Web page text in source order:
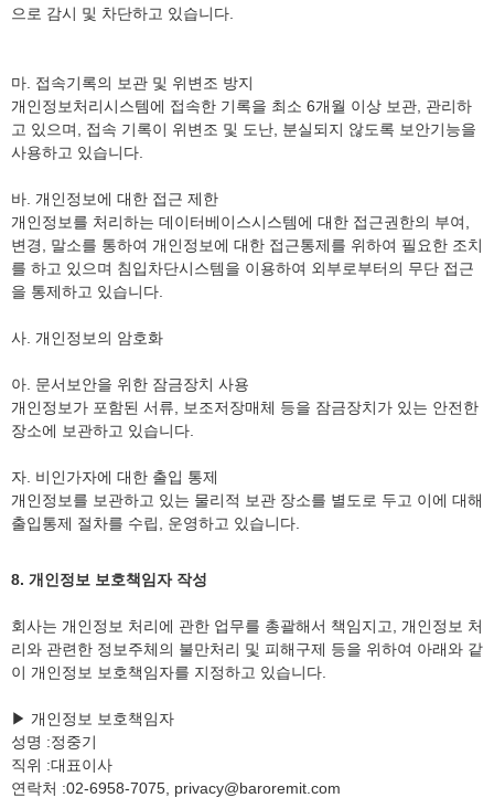
으로 감시 및 차단하고 있습니다.
마. 접속기록의 보관 및 위변조 방지
개인정보처리시스템에 접속한 기록을 최소 6개월 이상 보관, 관리하
고 있으며, 접속 기록이 위변조 및 도난, 분실되지 않도록 보안기능을
사용하고 있습니다.
바. 개인정보에 대한 접근 제한
개인정보를 처리하는 데이터베이스시스템에 대한 접근권한의 부여,
변경, 말소를 통하여 개인정보에 대한 접근통제를 위하여 필요한 조치
를 하고 있으며 침입차단시스템을 이용하여 외부로부터의 무단 접근
을 통제하고 있습니다.
사. 개인정보의 암호화
아. 문서보안을 위한 잠금장치 사용
개인정보가 포함된 서류, 보조저장매체 등을 잠금장치가 있는 안전한
장소에 보관하고 있습니다.
자. 비인가자에 대한 출입 통제
개인정보를 보관하고 있는 물리적 보관 장소를 별도로 두고 이에 대해
출입통제 절차를 수립, 운영하고 있습니다.
8. 개인정보 보호책임자 작성
회사는 개인정보 처리에 관한 업무를 총괄해서 책임지고, 개인정보 처
리와 관련한 정보주체의 불만처리 및 피해구제 등을 위하여 아래와 같
이 개인정보 보호책임자를 지정하고 있습니다.
▶ 개인정보 보호책임자
성명 :정중기
직위 :대표이사
연락처 :02-6958-7075, privacy@baroremit.com